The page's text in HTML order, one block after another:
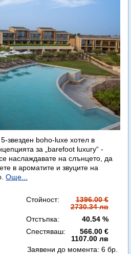
звезден boho-luxe хотел в
за „barefoot luxury“ -
наслаждавате на слънцето, да
в ароматите и звуците на
Още...
Стойност:
1396.00 €
2730.34 лв
Отстъпка:
40.54 %
Спестяваш:
566.00 €
1107.00 лв
Заявени до момента: 6 бр.